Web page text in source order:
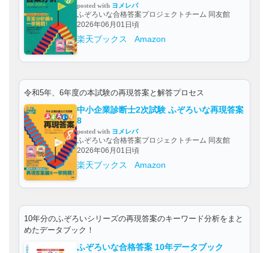
posted with ヨメレバ
ふぞろいな合格答案プロジェクトチーム 同友館
2026年06月01日頃
楽天ブックス Amazon
令和5年、6年度の本試験の再現答案と解答プロセス
中小企業診断士2次試験 ふぞろいな再現答案
8
posted with ヨメレバ
ふぞろいな合格答案プロジェクトチーム 同友館
2026年06月01日頃
楽天ブックス Amazon
10年分のふぞろいシリーズの再現答案のキーワード分析をまと
めたデータブック！
ふぞろいな合格答案 10年データブック